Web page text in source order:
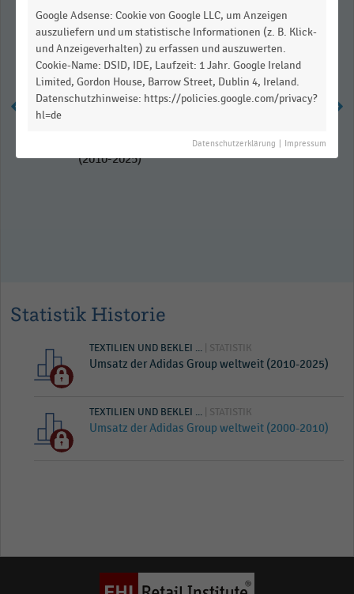
Bruttoergebnis der Adidas Group
(2010-2025)
Statistik Historie
TEXTILIEN UND BEKLEI ... | STATISTIK
Umsatz der Adidas Group weltweit (2010-2025)
TEXTILIEN UND BEKLEI ... | STATISTIK
Umsatz der Adidas Group weltweit (2000-2010)
Google Adsense: Cookie von Google LLC, um Anzeigen
auszuliefern und um statistische Informationen (z. B. Klick-
und Anzeigeverhalten) zu erfassen und auszuwerten.
Cookie-Name: DSID, IDE, Laufzeit: 1 Jahr. Google Ireland
Limited, Gordon House, Barrow Street, Dublin 4, Ireland.
Datenschutzhinweise: https://policies.google.com/privacy?
hl=de
Datenschutzerklärung Impressum